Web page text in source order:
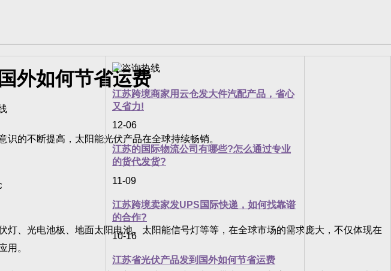
江苏跨境商家用云仓发大件汽配产品，省心
又省力!
12-06
江苏的国际物流公司有哪些?怎么通过专业
的货代发货?
11-09
江苏跨境卖家发UPS国际快递，如何找靠谱
的合作?
10-16
江苏省光伏产品发到国外如何节省运费
外如何节省运费
的不断提高，太阳能光伏产品在全球持续畅销。
光电池板、地面太阳电池、太阳能信号灯等等，在全球市场的需求庞大，不仅体现在
用。